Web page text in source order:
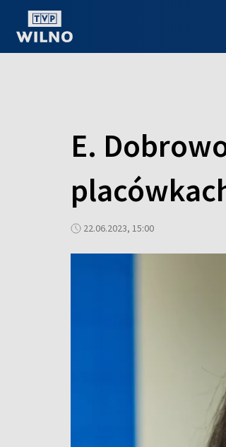
E.
22.06.2023, 15:00